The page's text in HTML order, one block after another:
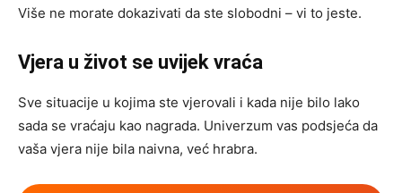
Više ne morate dokazivati da ste slobodni – vi to jeste.
Vjera u život se uvijek vraća
Sve situacije u kojima ste vjerovali i kada nije bilo lako
sada se vraćaju kao nagrada. Univerzum vas podsjeća da
vaša vjera nije bila naivna, već hrabra.